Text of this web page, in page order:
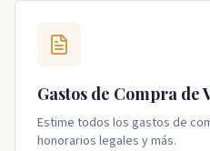
Gastos de Compra de
Estime todos los gastos de
honorarios legales y más.